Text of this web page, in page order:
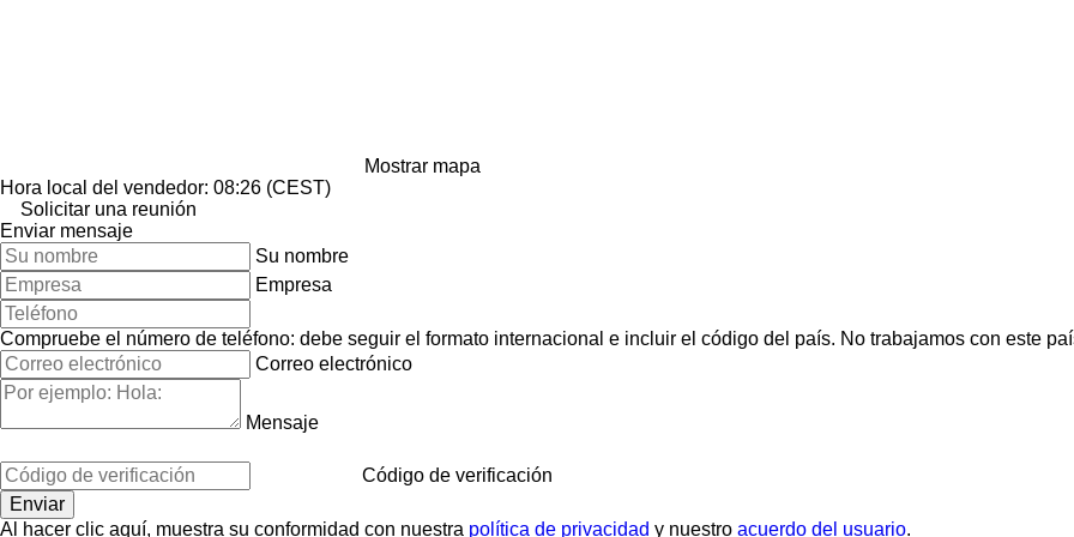
Mostrar mapa
Hora local del vendedor: 08:26 (CEST)
Solicitar una reunión
Enviar mensaje
Su nombre
Empresa
Compruebe el número de teléfono: debe seguir el formato internacional e incluir el código del país. No trabajamos con este
Correo electrónico
Mensaje
Código de verificación
Al hacer clic aquí, muestra su conformidad con nuestra política de privacidad y nuestro acuerdo del usuario.